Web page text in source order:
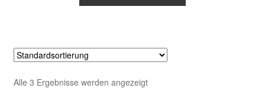
Alle 3 Ergebnisse werden angezeigt